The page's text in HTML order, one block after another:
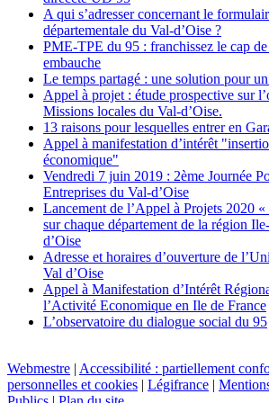
A qui s’adresser concernant le
départementale du Val-d’Oise ?
PME-TPE du 95 : franchissez le cap
embauche
Le temps partagé : une solution pour
Appel à projet : étude prospective sur
Missions locales du Val-d’Oise.
13 raisons pour lesquelles entrer en
Appel à manifestation d’intérêt
économique"
Vendredi 7 juin 2019 : 2ème Journée
Entreprises du Val-d’Oise
Lancement de l’Appel à Projets 2020
sur chaque département de la région
d’Oise
Adresse et horaires d’ouverture de
Val d’Oise
Appel à Manifestation d’Intérêt
l’Activité Economique en Ile de France
L’observatoire du dialogue social du 95
Webmestre | Accessibilité : partiellement
personnelles et cookies | Légifrance |